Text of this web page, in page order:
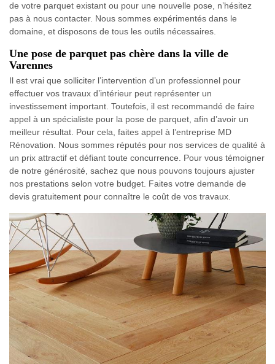
de votre parquet existant ou pour une nouvelle pose, n’hésitez
pas à nous contacter. Nous sommes expérimentés dans le
domaine, et disposons de tous les outils nécessaires.
Une pose de parquet pas chère dans la ville de
Varennes
Il est vrai que solliciter l’intervention d’un professionnel pour
effectuer vos travaux d’intérieur peut représenter un
investissement important. Toutefois, il est recommandé de faire
appel à un spécialiste pour la pose de parquet, afin d’avoir un
meilleur résultat. Pour cela, faites appel à l’entreprise MD
Rénovation. Nous sommes réputés pour nos services de qualité à
un prix attractif et défiant toute concurrence. Pour vous témoigner
de notre générosité, sachez que nous pouvons toujours ajuster
nos prestations selon votre budget. Faites votre demande de
devis gratuitement pour connaître le coût de vos travaux.